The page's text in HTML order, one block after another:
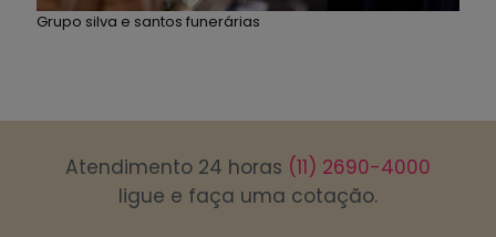
Grupo silva e santos funerárias
Atendimento 24 horas (11) 2690-4000
ligue e faça uma cotação.